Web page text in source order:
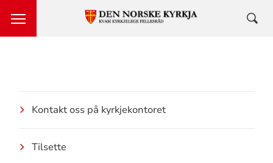
Kontakt oss på kyrkjekontoret
Tilsette